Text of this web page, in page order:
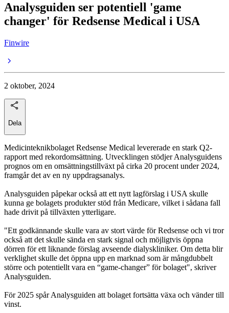
Analysguiden ser potentiell 'game
changer' för Redsense Medical i USA
Finwire
2 oktober, 2024
Dela
Medicinteknikbolaget Redsense Medical levererade en stark Q2-
rapport med rekordomsättning. Utvecklingen stödjer Analysguidens
prognos om en omsättningstillväxt på cirka 20 procent under 2024,
framgår det av en ny uppdragsanalys.
Analysguiden påpekar också att ett nytt lagförslag i USA skulle
kunna ge bolagets produkter stöd från Medicare, vilket i sådana fall
hade drivit på tillväxten ytterligare.
"Ett godkännande skulle vara av stort värde för Redsense och vi tror
också att det skulle sända en stark signal och möjligtvis öppna
dörren för ett liknande förslag avseende dialyskliniker. Om detta blir
verklighet skulle det öppna upp en marknad som är mångdubbelt
större och potentiellt vara en “game-changer” för bolaget", skriver
Analysguiden.
För 2025 spår Analysguiden att bolaget fortsätta växa och vänder till
vinst.